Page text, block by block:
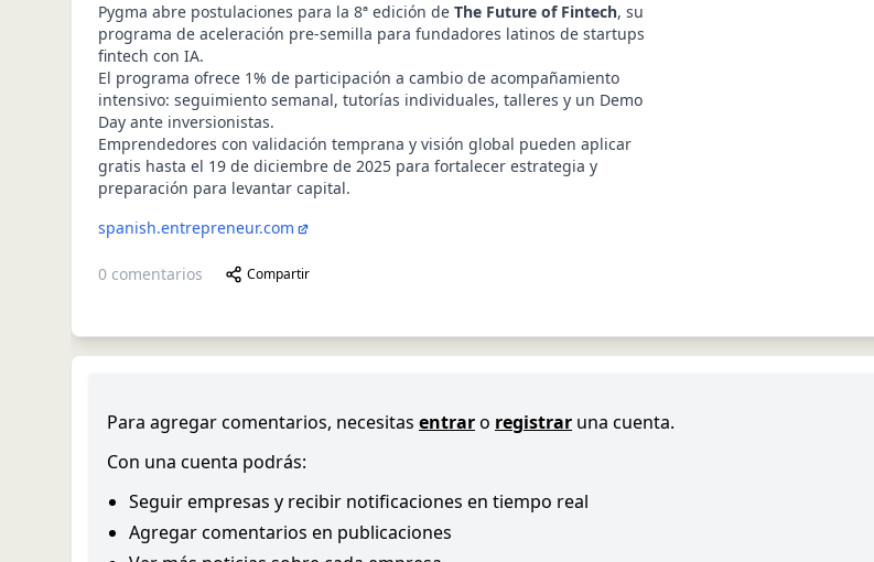
Pygma abre postulaciones para la 8ª edición de The Future of Fintech, su
programa de aceleración pre-semilla para fundadores latinos de startups
fintech con IA.
El programa ofrece 1% de participación a cambio de acompañamiento
intensivo: seguimiento semanal, tutorías individuales, talleres y un Demo
Day ante inversionistas.
Emprendedores con validación temprana y visión global pueden aplicar
gratis hasta el 19 de diciembre de 2025 para fortalecer estrategia y
preparación para levantar capital.
spanish.entrepreneur.com
0 comentarios Compartir
Para agregar comentarios, necesitas entraro registrar una cuenta.
Con una cuenta podrás:
Seguir empresas y recibir notificaciones en tiempo real
Agregar comentarios en publicaciones